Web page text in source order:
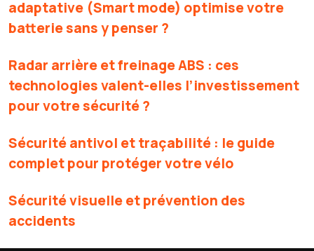
adaptative (Smart mode) optimise votre
batterie sans y penser ?
Radar arrière et freinage ABS : ces
technologies valent-elles l’investissement
pour votre sécurité ?
Sécurité antivol et traçabilité : le guide
complet pour protéger votre vélo
Sécurité visuelle et prévention des
accidents